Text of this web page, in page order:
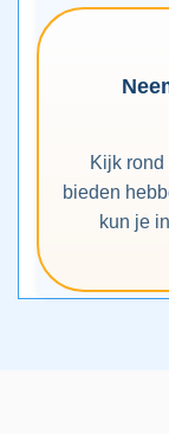
Kijk
bieden
kun je